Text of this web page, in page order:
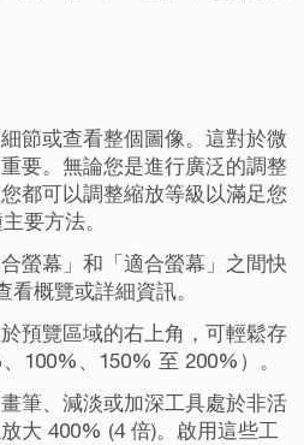
節或查看整個圖像。這對於微
要。無論您是進行廣泛的調整
都可以調整縮放等級以滿足您
要方法。
螢幕」和「適合螢幕」之間快
概覽或詳細資訊。
預覽區域的右上角，可輕鬆存
100%、150% 至 200%）。
筆、減淡或加深工具處於非活
大 400% (4 倍)。啟用這些工